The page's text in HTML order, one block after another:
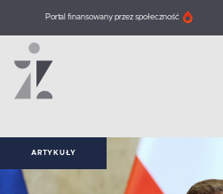
Portal finansowany przez społeczność
ARTYKUŁY